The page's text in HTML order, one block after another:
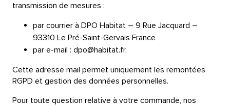
transmission de mesures :
par courrier à DPO Habitat – 9 Rue Jacquard –
93310 Le Pré-Saint-Gervais France
par e-mail : dpo@habitat.fr.
Cette adresse mail permet uniquement les remontées
RGPD et gestion des données personnelles.
Pour toute question relative à votre commande, nos